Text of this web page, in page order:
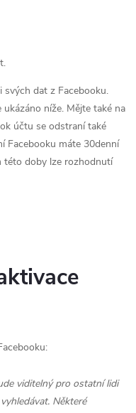
dat z Facebooku.
níže. Mějte také na
účtu se odstraní také
Facebooku máte 30denní
této doby lze rozhodnutí
viditelný pro ostatní lidi
Některé